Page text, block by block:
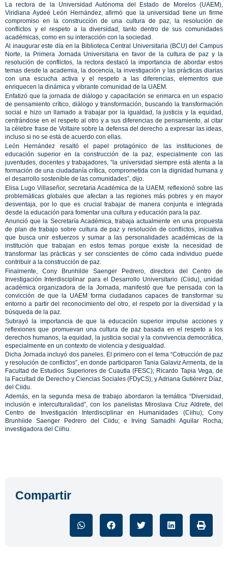
La rectora de la Universidad Autónoma del Estado de Morelos (UAEM),
Viridiana Aydeé León Hernández, afirmó que la universidad tiene un firme
compromiso en la construcción de una cultura de paz, la resolución de
conflictos y el respeto a la diversidad, tanto dentro de sus comunidades
académicas, como en su interacción con la sociedad.
Al inaugurar este día en la Biblioteca Central Universitaria (BCU) del Campus
Norte, la Primera Jornada Universitaria en favor de la cultura de paz y la
resolución de conflictos, la rectora destacó la importancia de abordar estos
temas desde la academia, la docencia, la investigación y las prácticas diarias
con una escucha activa y el respeto a las diferencias, elementos que
enriquecen la dinámica y vibrante comunidad de la UAEM.
Enfatizó que la jornada de diálogo y capacitación se enmarca en un espacio
de pensamiento crítico, diálogo y transformación, buscando la transformación
social e hizo un llamado a trabajar por la igualdad, la justicia y la equidad,
centrándose en el respeto al otro y a sus diferencias de pensamiento, al citar
la célebre frase de Voltaire sobre la defensa del derecho a expresar las ideas,
incluso si no se está de acuerdo con ellas.
León Hernández resaltó el papel protagónico de las instituciones de
educación superior en la construcción de la paz, especialmente con las
juventudes, docentes y trabajadores, “la universidad siempre está atenta a la
formación de una ciudadanía crítica, comprometida con la dignidad humana y
el desarrollo sostenible de las comunidades”, dijo.
Elisa Lugo Villaseñor, secretaria Académica de la UAEM, reflexionó sobre las
problemáticas globales que afectan a las regiones más pobres y en mayor
desventaja, por lo que es crucial trabajar de manera conjunta e integrada
desde la educación para fomentar una cultura y educación para la paz.
Anunció que la Secretaría Académica, trabaja actualmente en una propuesta
de plan de trabajo sobre cultura de paz y resolución de conflictos, iniciativa
que busca unir esfuerzos y sumar a las personalidades académicas de la
institución que trabajan en estos temas porque existe la necesidad de
transformar las prácticas y ser conscientes de cómo cada individuo puede
contribuir a la construcción de paz.
Finalmente, Cony Brunhilde Saenger Pedrero, directora del Centro de
Investigación Interdisciplinar para el Desarrollo Universitario (Ciidu), unidad
académica organizadora de la Jornada, manifestó que fue pensada con la
convicción de que la UAEM forma ciudadanos capaces de transformar su
entorno a partir del reconocimiento del otro, el respeto por la diversidad y la
búsqueda de la paz.
Subrayó la importancia de que la educación superior impulse acciones y
reflexiones que promuevan una cultura de paz basada en el respeto a los
derechos humanos, la equidad, la justicia social y la convivencia democrática,
especialmente en un contexto de violencia y desigualdad.
Dicha Jornada incluyó dos paneles. El primero con el tema “Cotrucción de paz
y resolución de conflictos”, en donde participaron Tania Galaviz Armenta, de la
Facultad de Estudios Superiores de Cuautla (FESC); Ricardo Tapia Vega, de
la Facultad de Derecho y Ciencias Sociales (FDyCS); y Adriana Gutiérerz Díaz,
del Ciidu.
Además, en la segunda mesa de trabajo abordaron la temática “Diversidad,
inclusión e interculturalidad”, con los panelistas Miroslava Cruz Aldrete, del
Centro de Investigación Interdisciplinar en Humanidades (Ciihu); Cony
Brunhiide Saenger Pedrero del Ciidu; e Irving Samadhi Aguilar Rocha,
investigadora del Ciihu.
Compartir